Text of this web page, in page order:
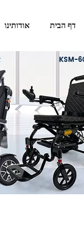
דף הבית אודותינו